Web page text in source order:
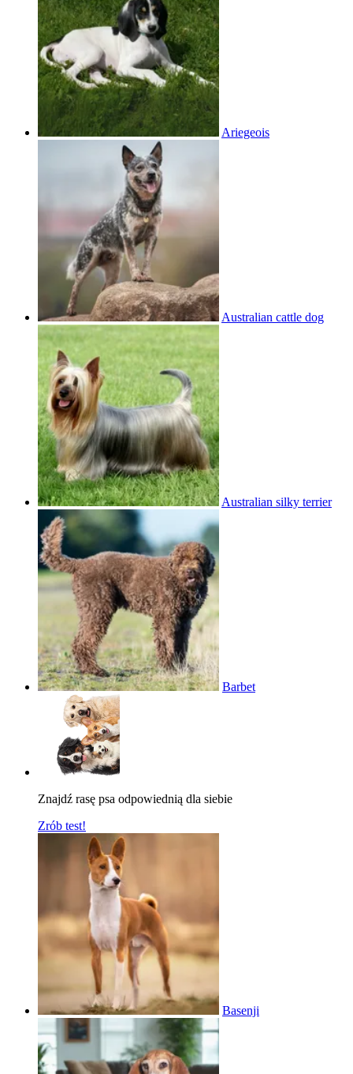
Ariegeois
Australian cattle dog
Australian silky terrier
Barbet
Znajdź rasę psa odpowiednią dla siebie
Zrób test!
Basenji